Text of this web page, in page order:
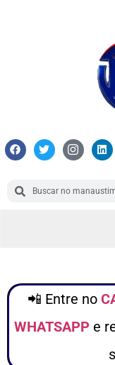
📲 Entre no
WHATSAPP e